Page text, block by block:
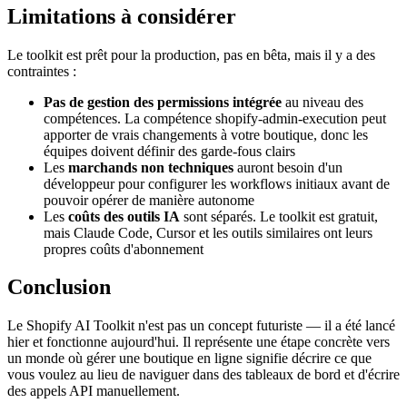
Limitations à considérer
Le toolkit est prêt pour la production, pas en bêta, mais il y a des
contraintes :
Pas de gestion des permissions intégrée au niveau des
compétences. La compétence shopify-admin-execution peut
apporter de vrais changements à votre boutique, donc les
équipes doivent définir des garde-fous clairs
Les marchands non techniques auront besoin d'un
développeur pour configurer les workflows initiaux avant de
pouvoir opérer de manière autonome
Les coûts des outils IA sont séparés. Le toolkit est gratuit,
mais Claude Code, Cursor et les outils similaires ont leurs
propres coûts d'abonnement
Conclusion
Le Shopify AI Toolkit n'est pas un concept futuriste — il a été lancé
hier et fonctionne aujourd'hui. Il représente une étape concrète vers
un monde où gérer une boutique en ligne signifie décrire ce que
vous voulez au lieu de naviguer dans des tableaux de bord et d'écrire
des appels API manuellement.